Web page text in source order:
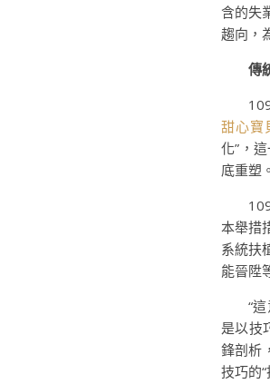
含的失
趨向，
傳
甜心寶
化”，
底重塑。
本舉措
系統扶
能晉陞
“
是以技
鋒剖析
技巧的“